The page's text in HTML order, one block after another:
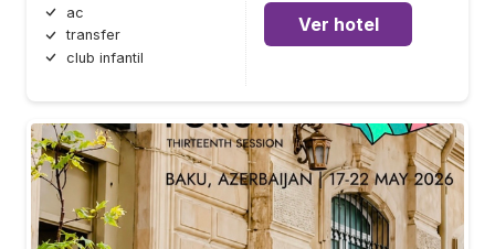
ac
transfer
club infantil
Ver hotel